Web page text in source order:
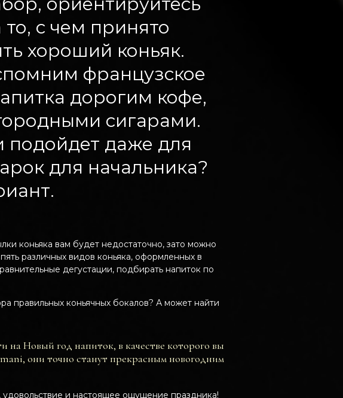
то, с чем принято
хороший коньяк.
французское
дорогим кофе,
сигарами.
подойдет даже для
для начальника?
коньяка вам будет недостаточно, зато можно
различных видов коньяка, оформленных в
дегустации, подбирать напиток по
правильных коньячных бокалов? А может найти
на Новый год напиток, в качестве которого вы
они точно станут прекрасным новогодним
и настоящее ощущение праздника!